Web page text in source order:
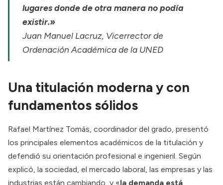
lugares donde de otra manera no podía
existir.»
Juan Manuel Lacruz, Vicerrector de
Ordenación Académica de la UNED
Una titulación moderna y con
fundamentos sólidos
Rafael Martínez Tomás, coordinador del grado, presentó
los principales elementos académicos de la titulación y
defendió su orientación profesional e ingenieril. Según
explicó, la sociedad, el mercado laboral, las empresas y las
industrias están cambiando, y «la demanda está